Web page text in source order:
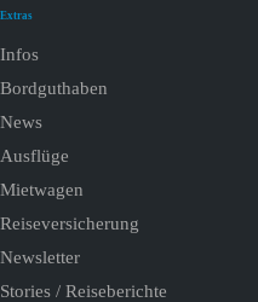
Extras
Infos
Bordguthaben
News
Ausflüge
Mietwagen
Reiseversicherung
Newsletter
Stories / Reiseberichte